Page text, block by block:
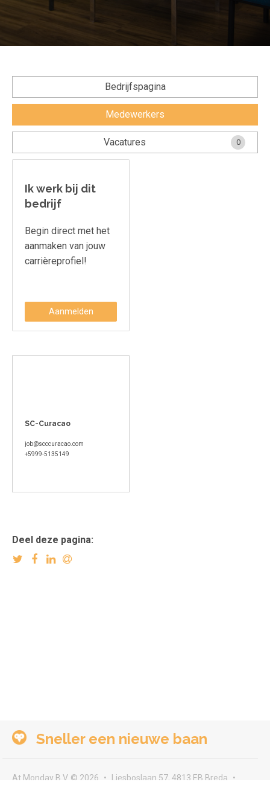
Veelgestelde vragen
Bedrijfspagina
Medewerkers
Vacatures 0
Ik werk bij dit
bedrijf
Begin direct met het
aanmaken van jouw
carrièreprofiel!
Aanmelden
SC-Curacao
job@scccuracao.com
+5999-5135149
Deel deze pagina:
Sneller een nieuwe baan
At Monday B.V. © 2026
Liesboslaan 57, 4813 EB Breda